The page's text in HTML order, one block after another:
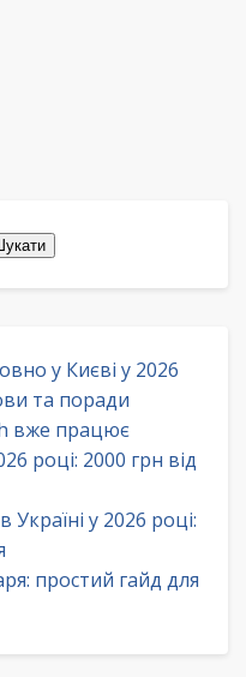
у Києві у 2026
та поради
вже працює
році: 2000 грн від
у 2026 році:
простий гайд для